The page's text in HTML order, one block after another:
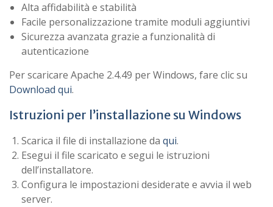
Alta affidabilità e stabilità
Facile personalizzazione tramite moduli aggiuntivi
Sicurezza avanzata grazie a funzionalità di
autenticazione
Per scaricare Apache 2.4.49 per Windows, fare clic su
Download qui.
Istruzioni per l’installazione su Windows
Scarica il file di installazione da qui.
Esegui il file scaricato e segui le istruzioni
dell’installatore.
Configura le impostazioni desiderate e avvia il web
server.